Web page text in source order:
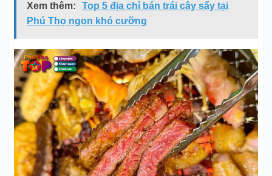
Xem thêm:
Top 5 địa chỉ bán trái cây sấy tại
Phú Thọ ngon khó cưỡng